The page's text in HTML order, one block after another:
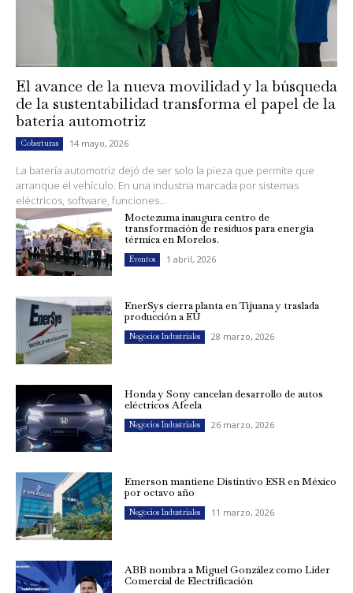
El avance de la nueva movilidad y la búsqueda
de la sustentabilidad transforma el papel de la
batería automotriz
Coberturas 14 mayo, 2026
La batería automotriz dejó de ser solo la pieza que permite que
arranque el vehículo. En una industria marcada por sistemas
eléctricos, software, funciones...
Moctezuma inaugura centro de
transformación de residuos para energía
térmica en Morelos.
Eventos 1 abril, 2026
EnerSys cierra planta en Tijuana y traslada
producción a EU
Negocios Industriales 28 marzo, 2026
Honda y Sony cancelan desarrollo de autos
eléctricos Afeela
Negocios Industriales 26 marzo, 2026
Emerson mantiene Distintivo ESR en México
por octavo año
Negocios Industriales 11 marzo, 2026
ABB nombra a Miguel González como Líder
Comercial de Electrificación